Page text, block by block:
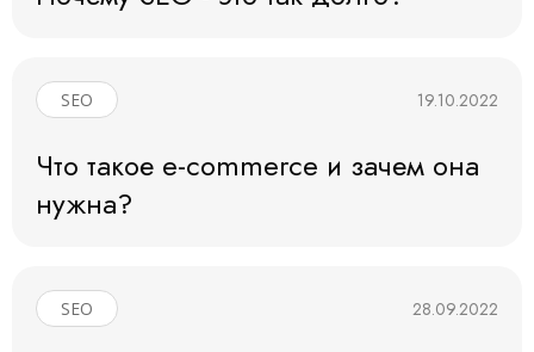
SEO 19.10.2022
Что такое e-commerce и зачем она
нужна?
SEO 28.09.2022